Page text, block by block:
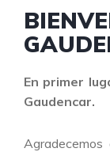
En primer
Gaudencar.